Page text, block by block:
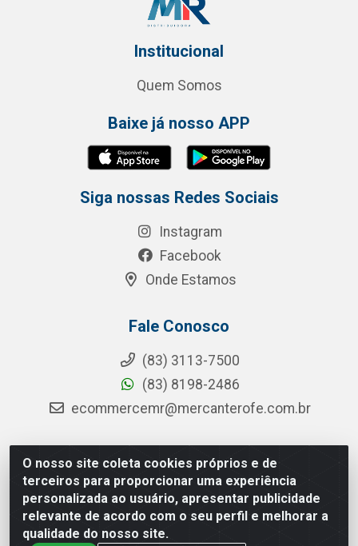
O nosso site coleta cookies próprios e de
terceiros para proporcionar uma experiência
personalizada ao usuário, apresentar publicidade
relevante de acordo com o seu perfil e melhorar a
qualidade do nosso site.
Institucional
Quem Somos
Baixe já nosso APP
Siga nossas Redes Sociais
Instagram
Facebook
Onde Estamos
Fale Conosco
(83) 3113-7500
(83) 8198-2486
ecommercemr@mercanterofe.com.br
MR Distribuidora - Rua Hortêncio Ribeiro de Luna, 3777 -
Distrito Industrial, João Pessoa/PB - CEP 58081-400 -
CNPJ 35.428.312/0001-85